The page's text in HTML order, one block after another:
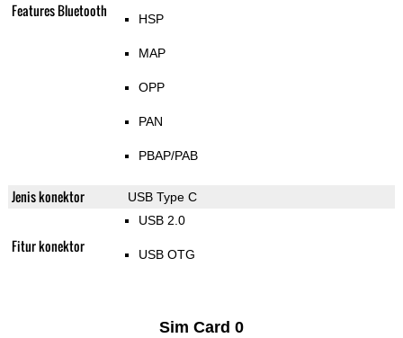
Features Bluetooth HSP
MAP
OPP
PAN
PBAP/PAB
Jenis konektor USB Type C
Fitur konektor
USB 2.0
USB OTG
Sim Card 0